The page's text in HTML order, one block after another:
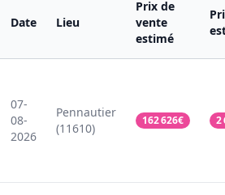
Date Lieu
Prix de
vente
estimé
07-
08-
2026
Pennautier
(11610)
162 626€ 2